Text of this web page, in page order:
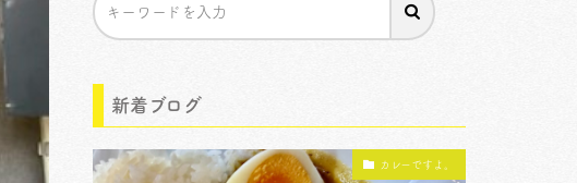
新着ブログ
カレーですよ。